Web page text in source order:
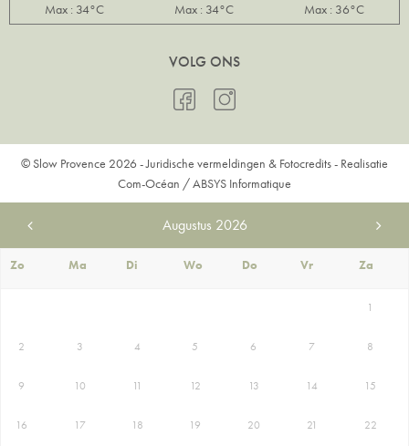
Max : 34°C
Max : 34°C
Max : 36°C
VOLG ONS
© Slow Provence 2026 -Juridische vermeldingen & Fotocredits- Realisatie
Com-Océan /ABSYS Informatique
Augustus 2026
Zo Ma Di Wo Do Vr Za
1
2 3 4 5 6 7 8
9 10 11 12 13 14 15
16 17 18 19 20 21 22